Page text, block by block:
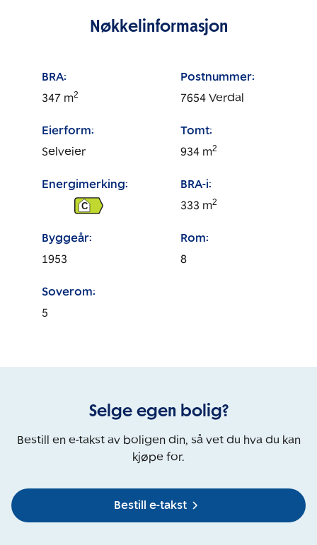
Nøkkelinformasjon
BRA:
347 m2
Postnummer:
7654 Verdal
Eierform:
Selveier
Tomt:
934 m2
Energimerking:
C
BRA-i:
333 m2
Byggeår:
1953
Rom:
8
Soverom:
5
Selge egen bolig?
Bestill en e-takst av boligen din, så vet du hva du kan
kjøpe for.
Bestill e-takst